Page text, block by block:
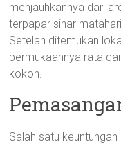
menjauhkannya dari
terpapar sinar
Setelah ditemukan
permukaannya rata
kokoh.
Salah satu